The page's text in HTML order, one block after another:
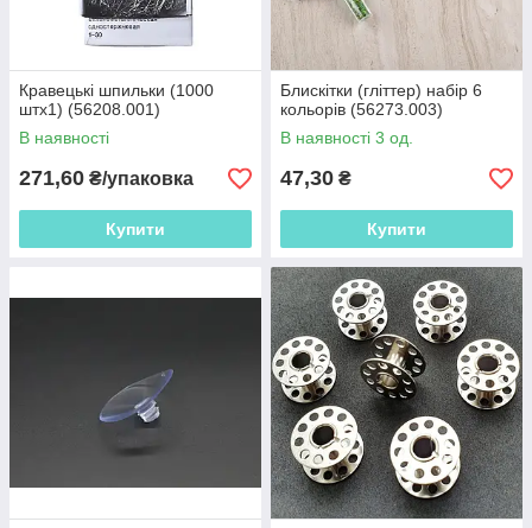
Кравецькі шпильки (1000
штх1) (56208.001)
В наявності
271,60 ₴/упаковка
Купити
Блискітки (гліттер) набір 6
кольорів (56273.003)
В наявності 3 од.
47,30 ₴
Купити